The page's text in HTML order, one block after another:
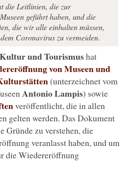
die Leitlinien, die zur
geführt haben, und die
die wir alle einhalten müssen,
Coronavirus zu vermeiden.
und Tourismushat
von Museen und
(unterzeichnet vom
Antonio Lampis) sowie
veröffentlicht, die in allen
gelten werden. Das Dokument
Gründe zu verstehen, die
veranlasst haben, und um
die Wiedereröffnung